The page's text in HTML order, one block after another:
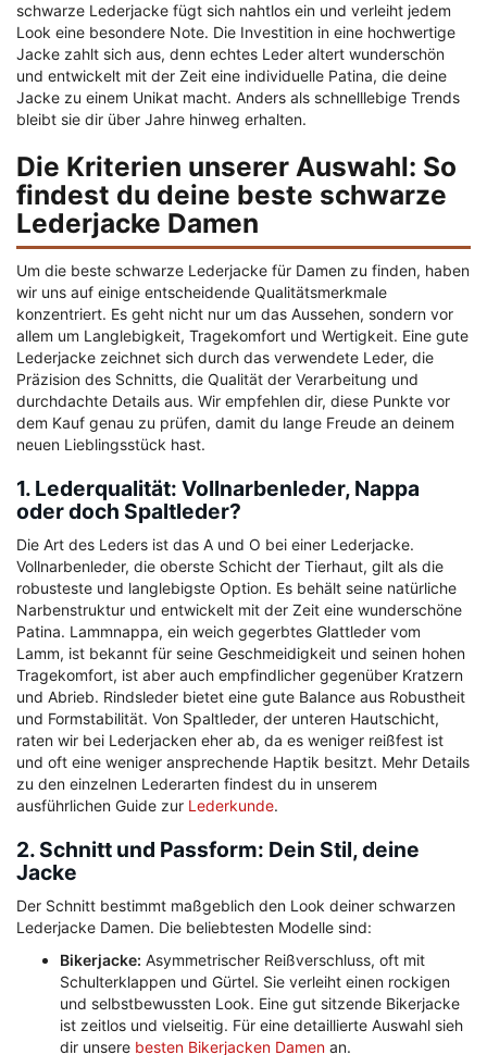
schwarze Lederjacke fügt sich nahtlos ein und verleiht jedem
Look eine besondere Note. Die Investition in eine hochwertige
Jacke zahlt sich aus, denn echtes Leder altert wunderschön
und entwickelt mit der Zeit eine individuelle Patina, die deine
Jacke zu einem Unikat macht. Anders als schnelllebige Trends
bleibt sie dir über Jahre hinweg erhalten.
Die Kriterien unserer Auswahl: So
findest du deine beste schwarze
Lederjacke Damen
Um die beste schwarze Lederjacke für Damen zu finden, haben
wir uns auf einige entscheidende Qualitätsmerkmale
konzentriert. Es geht nicht nur um das Aussehen, sondern vor
allem um Langlebigkeit, Tragekomfort und Wertigkeit. Eine gute
Lederjacke zeichnet sich durch das verwendete Leder, die
Präzision des Schnitts, die Qualität der Verarbeitung und
durchdachte Details aus. Wir empfehlen dir, diese Punkte vor
dem Kauf genau zu prüfen, damit du lange Freude an deinem
neuen Lieblingsstück hast.
1. Lederqualität: Vollnarbenleder, Nappa
oder doch Spaltleder?
Die Art des Leders ist das A und O bei einer Lederjacke.
Vollnarbenleder, die oberste Schicht der Tierhaut, gilt als die
robusteste und langlebigste Option. Es behält seine natürliche
Narbenstruktur und entwickelt mit der Zeit eine wunderschöne
Patina. Lammnappa, ein weich gegerbtes Glattleder vom
Lamm, ist bekannt für seine Geschmeidigkeit und seinen hohen
Tragekomfort, ist aber auch empfindlicher gegenüber Kratzern
und Abrieb. Rindsleder bietet eine gute Balance aus Robustheit
und Formstabilität. Von Spaltleder, der unteren Hautschicht,
raten wir bei Lederjacken eher ab, da es weniger reißfest ist
und oft eine weniger ansprechende Haptik besitzt. Mehr Details
zu den einzelnen Lederarten findest du in unserem
ausführlichen Guide zur Lederkunde.
2. Schnitt und Passform: Dein Stil, deine
Jacke
Der Schnitt bestimmt maßgeblich den Look deiner schwarzen
Lederjacke Damen. Die beliebtesten Modelle sind:
Bikerjacke: Asymmetrischer Reißverschluss, oft mit
Schulterklappen und Gürtel. Sie verleiht einen rockigen
und selbstbewussten Look. Eine gut sitzende Bikerjacke
ist zeitlos und vielseitig. Für eine detaillierte Auswahl sieh
dir unsere besten Bikerjacken Damen an.